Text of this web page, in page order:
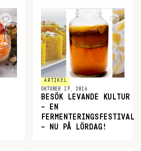
ARTIKEL
OKTOBER 17, 2016
BESÖK LEVANDE KULTUR
– EN
FERMENTERINGSFESTIVAL
– NU PÅ LÖRDAG!